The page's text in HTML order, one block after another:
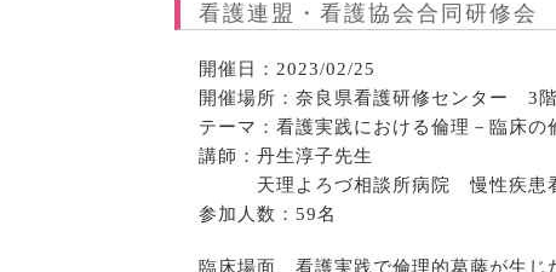
看護連盟・看護協会合同研修会
開催日：2023/02/25
開催場所：奈良県看護研修センター 3
テーマ：看護実践における倫理－臨床
講師：丹生淳子先生
天理よろづ相談所病院 慢性疾患看
参加人数：59名
臨床場面、看護実践で倫理的葛藤が生